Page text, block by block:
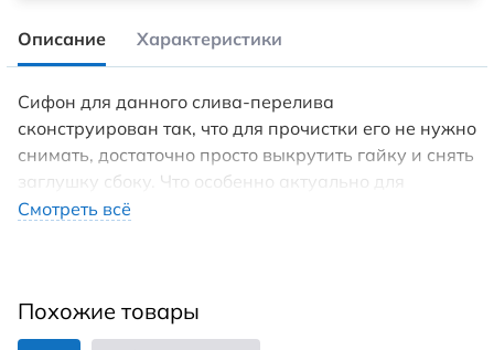
Описание Характеристики
Сифон для данного слива-перелива
сконструирован так, что для прочистки его не нужно
снимать, достаточно просто выкрутить гайку и снять
заглушку сбоку. Что особенно актуально для
сифонов под ванну. Комплектация сифон Для всех
из хромированной латуни. Внимание: при
фиксировании поворотного вентиля крепежный
Смотреть всё
Похожие товары